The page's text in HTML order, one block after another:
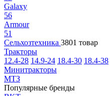
Galaxy
56
Armour
51
Сельхозтехника 3801 товар
Тракторы
12.4-28 14.9-24 18.4-30 18.4-38
Минитракторы
МТЗ
Популярные бренды